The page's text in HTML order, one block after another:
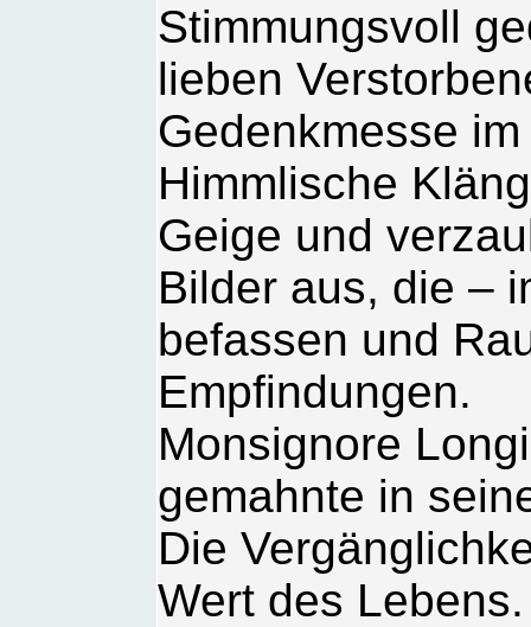
Stimmungsvoll
lieben
Gedenkmesse
Himmlische
Geige und
Bilder aus, die –
befassen und
Empfindungen.
Monsignore
gemahnte in
Die
Wert des Lebens.